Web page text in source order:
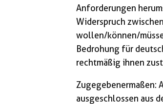
Anforderungen
Widerspruch
wollen/können/
Bedrohung für
rechtmäßig ihnen
Zugegebenermaßen:
ausgeschlossen aus